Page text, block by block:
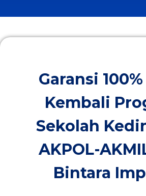
Garansi
Kembali
Sekolah
AKPOL-
Bintara